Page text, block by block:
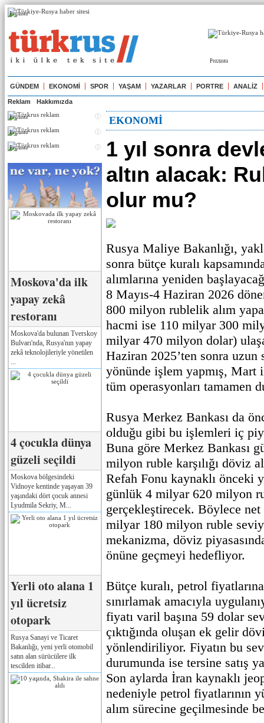
Реклама
Реклама
GÜNDEM EKONOMİ SPOR YAŞAM YAZARLAR PORTRE ANALİZ
Reklam Hakkımızda
Реклама
Реклама
Реклама
Moskova'da ilk
yapay zekâ
restoranı
Moskova'da bulunan Tverskoy
Bulvarı'nda, Rusya'nın yapay
zekâ teknolojileriyle yönetilen
4 çocukla dünya
güzeli seçildi
Moskova bölgesindeki
Vidnoye kentinde yaşayan 39
yaşındaki dört çocuk annesi
Lyudmila Sekriy, M...
Yerli oto alana 1
yıl ücretsiz
otopark
Rusya Sanayi ve Ticaret
Bakanlığı, yeni yerli otomobil
satın alan sürücülere ilk
tescilden itibar...
EKONOMİ
1 yıl sonra
altın alacak:
olur mu?
Rusya Maliye Bakanlığı,
sonra bütçe kuralı
alımlarına yeniden
8 Mayıs-4 Haziran 2026
800 milyon rublelik alım
hacmi ise 110 milyar 300
milyar 470 milyon dolar)
Haziran 2025’ten sonra uzun
yönünde işlem yapmış, Mart
tüm operasyonları tamamen
Rusya Merkez Bankası da
olduğu gibi bu işlemleri iç
Buna göre Merkez Bankası
milyon ruble karşılığı döviz
Refah Fonu kaynaklı önceki
günlük 4 milyar 620 milyon
gerçekleştirecek. Böylece
milyar 180 milyon ruble
mekanizma, döviz
önüne geçmeyi hedefliyor.
Bütçe kuralı, petrol
sınırlamak amacıyla
fiyatı varil başına 59 dolar
çıktığında oluşan ek gelir
yönlendiriliyor. Fiyatın bu
durumunda ise tersine satış
Son aylarda İran kaynaklı
nedeniyle petrol fiyatlarının
alım sürecine geçilmesinde